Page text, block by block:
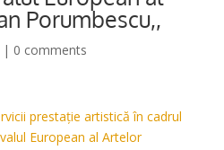
Porumbescu,,
| 0 comments
prestație artistică în cadrul
European al Artelor